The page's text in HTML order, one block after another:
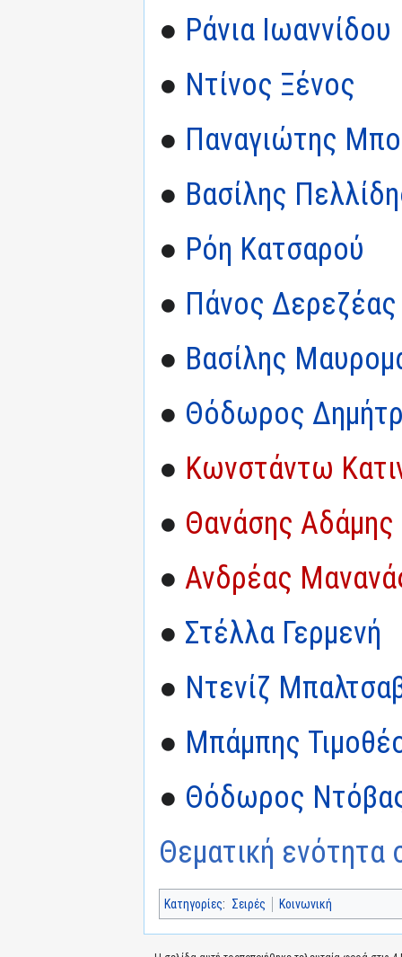
● Ράνια Ιωαννίδου
● Ντίνος Ξένος
● Παναγιώτης
● Βασίλης
● Ρόη Κατσαρού
● Πάνος Δερεζέας
● Βασίλης
● Θόδωρος
● Κωνστάντω
● Θανάσης Αδάμης
● Ανδρέας
● Στέλλα Γερμενή
● Ντενίζ
● Μπάμπης
● Θόδωρος
Θεματική ενότητα
Κατηγορίες: Σειρές Κοινωνική